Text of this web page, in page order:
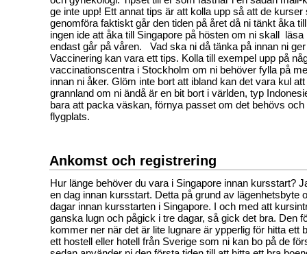
ge inte upp! Ett annat tips är att kolla upp så att de kurser
genomföra faktiskt går den tiden på året då ni tänkt åka
ingen ide att åka till Singapore på hösten om ni skall läsa
endast går på våren. Vad ska ni då tänka på innan ni
Vaccinering kan vara ett tips. Kolla till exempel upp på
vaccinationscentra i Stockholm om ni behöver fylla på
innan ni åker. Glöm inte bort att ibland kan det vara kul
grannland om ni ändå är en bit bort i världen, typ
bara att packa väskan, förnya passet om det behövs
flygplats.
Ankomst och registrering
Hur länge behöver du vara i Singapore innan kursstart?
en dag innan kursstart. Detta på grund av lägenhetsbyte
dagar innan kursstarten i Singapore. I och med att
ganska lugn och pågick i tre dagar, så gick det bra. Den
kommer ner när det är lite lugnare är ypperlig för hitta ett
ett hostell eller hotell från Sverige som ni kan bo på de